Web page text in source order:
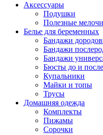
Аксессуары
Подушки
Полезные мелочи
Белье для беременных
Бандажи
Бандажи
Бандажи
Бюсты до и
Купальники
Майки и топы
Трусы
Домашняя одежда
Комплекты
Пижамы
Сорочки